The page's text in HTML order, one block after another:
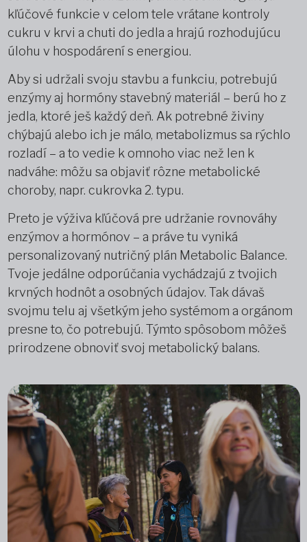
kľúčové funkcie v celom tele vrátane kontroly
cukru v krvi a chuti do jedla a hrajú rozhodujúcu
úlohu v hospodárení s energiou.
Aby si udržali svoju stavbu a funkciu, potrebujú
enzýmy aj hormóny stavebný materiál – berú ho z
jedla, ktoré ješ každý deň. Ak potrebné živiny
chýbajú alebo ich je málo, metabolizmus sa rýchlo
rozladí – a to vedie k omnoho viac než len k
nadváhe: môžu sa objaviť rôzne metabolické
choroby, napr. cukrovka 2. typu.
Preto je výživa kľúčová pre udržanie rovnováhy
enzýmov a hormónov – a práve tu vyniká
personalizovaný nutričný plán Metabolic Balance.
Tvoje jedálne odporúčania vychádzajú z tvojich
krvných hodnôt a osobných údajov. Tak dávaš
svojmu telu aj všetkým jeho systémom a orgánom
presne to, čo potrebujú. Týmto spôsobom môžeš
prirodzene obnoviť svoj metabolický balans.